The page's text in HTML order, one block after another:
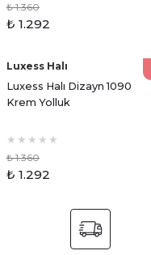
₺ 1.360
₺ 1.292
Luxess Halı
Luxess Halı Dizayn 1090
Krem Yolluk
₺ 1.360
₺ 1.292